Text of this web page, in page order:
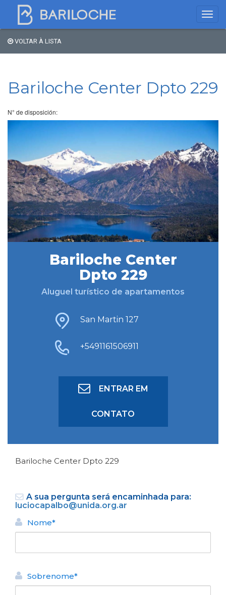
Bariloche
Tipo de hospedagem
Estrelas
Região
BUSCAR HOSPEDAGEM
BUSCA AVANÇADA
VOLTAR
VOLTAR À LISTA
Bariloche Center Dpto 229
N° de disposición:
Bariloche Center
Dpto 229
Aluguel turístico de apartamentos
San Martin 127
+5491161506911
ENTRAR EM
CONTATO
Bariloche Center Dpto 229
A sua pergunta será encaminhada para:
luciocapalbo@unida.org.ar
Nome*
Sobrenome*